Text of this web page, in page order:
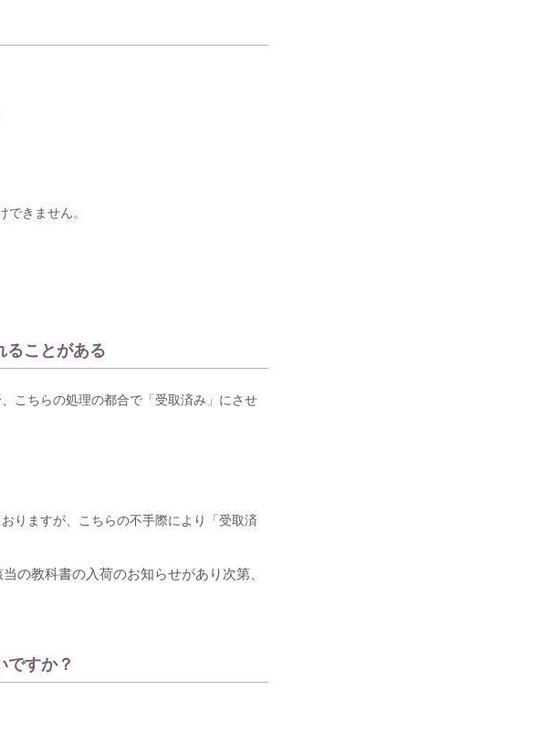
きません。
ることがある
こちらの処理の都合で「受取済み」にさせ
りますが、こちらの不手際により「受取済
の教科書の入荷のお知らせがあり次第、
ですか？